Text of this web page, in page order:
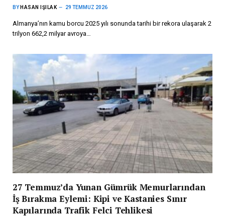
BY HASAN IŞILAK 29 TEMMUZ 2026
Almanya’nın kamu borcu 2025 yılı sonunda tarihi bir rekora ulaşarak 2
trilyon 662,2 milyar avroya…
27 Temmuz’da Yunan Gümrük Memurlarından
İş Bırakma Eylemi: Kipi ve Kastanies Sınır
Kapılarında Trafik Felci Tehlikesi